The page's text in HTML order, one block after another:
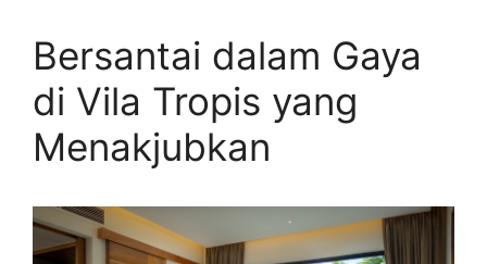
Bersantai dalam Gaya
di Vila Tropis yang
Menakjubkan